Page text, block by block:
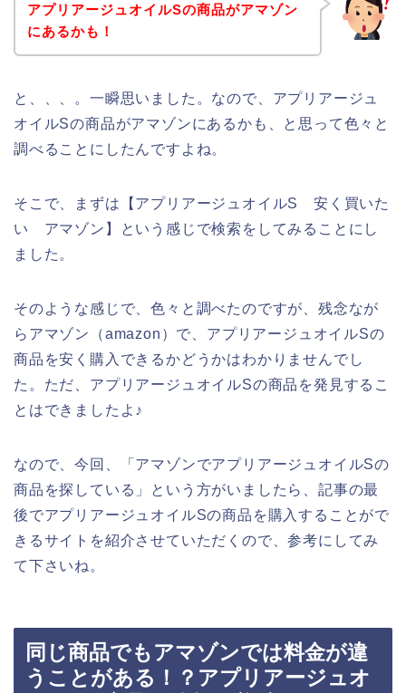
アプリアージュオイルSの商品がアマゾン
にあるかも！
と、、、。一瞬思いました。なので、アプリアージュ
オイルSの商品がアマゾンにあるかも、と思って色々と
調べることにしたんですよね。
そこで、まずは【アプリアージュオイルS 安く買いた
い アマゾン】という感じで検索をしてみることにし
ました。
そのような感じで、色々と調べたのですが、残念なが
らアマゾン（amazon）で、アプリアージュオイルSの
商品を安く購入できるかどうかはわかりませんでし
た。ただ、アプリアージュオイルSの商品を発見するこ
とはできましたよ♪
なので、今回、「アマゾンでアプリアージュオイルSの
商品を探している」という方がいましたら、記事の最
後でアプリアージュオイルSの商品を購入することがで
きるサイトを紹介させていただくので、参考にしてみ
て下さいね。
同じ商品でもアマゾンでは料金が違
うことがある！？アプリアージュオ